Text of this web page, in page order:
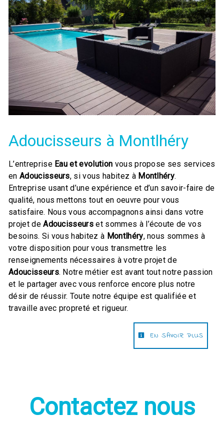
Adoucisseurs à Montlhéry
L’entreprise Eau et evolution vous propose ses services
en Adoucisseurs, si vous habitez à Montlhéry.
Entreprise usant d’une expérience et d’un savoir-faire de
qualité, nous mettons tout en oeuvre pour vous
satisfaire. Nous vous accompagnons ainsi dans votre
projet deAdoucisseurs et sommes à l’écoute de vos
besoins. Si vous habitez à Montlhéry, nous sommes à
votre disposition pour vous transmettre les
renseignements nécessaires à votre projet de
Adoucisseurs. Notre métier est avant tout notre passion
et le partager avec vous renforce encore plus notre
désir de réussir. Toute notre équipe est qualifiée et
travaille avec propreté et rigueur.
EN SAVOIR PLUS
Contactez nous